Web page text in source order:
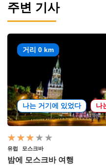
주변 기사
거리 0 km
나는 거기에 있었다 나
유럽 모스크바
밤에 모스크바 여행